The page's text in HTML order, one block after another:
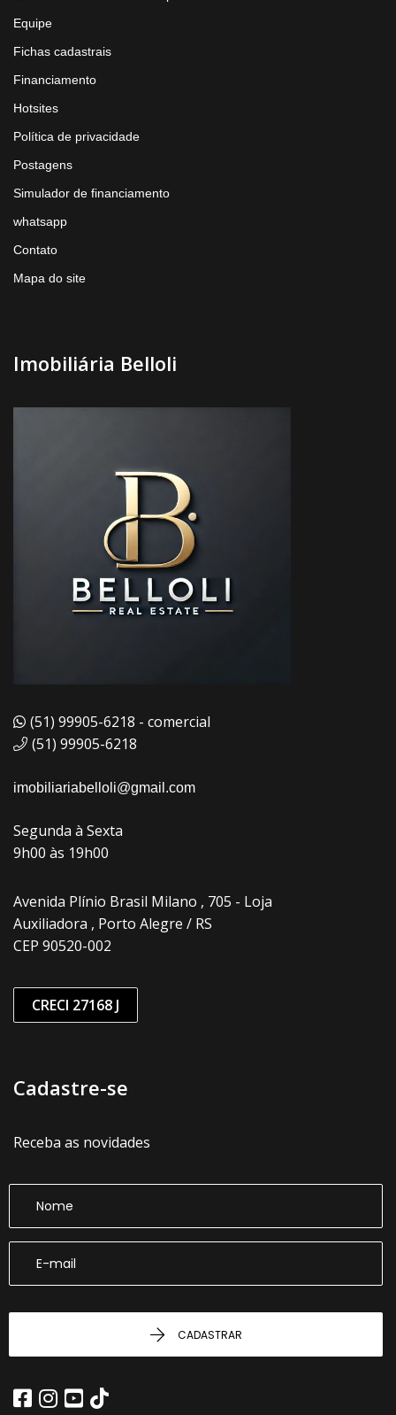
Equipe
Fichas cadastrais
Financiamento
Hotsites
Política de privacidade
Postagens
Simulador de financiamento
whatsapp
Contato
Mapa do site
Imobiliária Belloli
(51) 99905-6218 - comercial
(51) 99905-6218
imobiliariabelloli@gmail.com
Segunda à Sexta
9h00 às 19h00
Avenida Plínio Brasil Milano , 705 - Loja
Auxiliadora , Porto Alegre / RS
CEP 90520-002
CRECI 27168 J
Cadastre-se
Receba as novidades
CADASTRAR